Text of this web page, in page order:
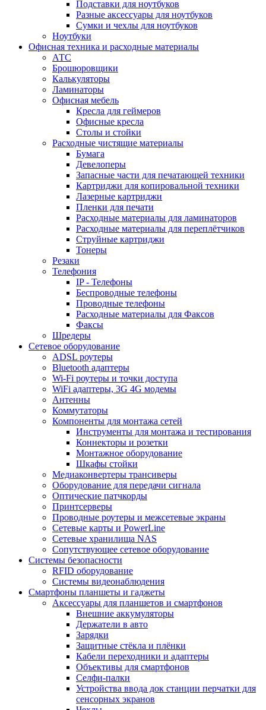
Подставки для ноутбуков
Разные аксессуары для ноутбуков
Сумки и чехлы для ноутбуков
Ноутбуки
Офисная техника и расходные материалы
АТС
Брошюровщики
Калькуляторы
Ламинаторы
Офисная мебель
Кресла для геймеров
Офисные кресла
Столы и стойки
Расходные чистящие материалы
Бумага
Девелоперы
Запасные части для печатающей техники
Картриджи для копировальной техники
Лазерные картриджи
Пленки для печати
Расходные материалы для ламинаторов
Расходные материалы для переплётчиков
Струйные картриджи
Тонеры
Резаки
Телефония
IP - Телефоны
Беспроводные телефоны
Проводные телефоны
Расходные материалы для Факсов
Факсы
Шредеры
Сетевое оборудование
ADSL роутеры
Bluetooth адаптеры
Wi-Fi роутеры и точки доступа
WiFi адаптеры, 3G 4G модемы
Антенны
Коммутаторы
Компоненты для монтажа сетей
Инструменты для монтажа и тестирования
Коннекторы и розетки
Монтажное оборудование
Шкафы стойки
Медиаконвертеры трансиверы
Оборудование для передачи сигнала
Оптические патчкорды
Принтсерверы
Проводные роутеры и межсетевые экраны
Сетевые карты и PowerLine
Сетевые хранилища NAS
Сопутствующее сетевое оборудование
Системы безопасности
RFID оборудование
Системы видеонаблюдения
Смартфоны планшеты и гаджеты
Аксессуары для планшетов и смартфонов
Внешние аккумуляторы
Держатели в авто
Зарядки
Защитные стёкла и плёнки
Кабели переходники и адаптеры
Объективы для смартфонов
Селфи-палки
Устройства ввода док станции перчатки для
сенсорных экранов